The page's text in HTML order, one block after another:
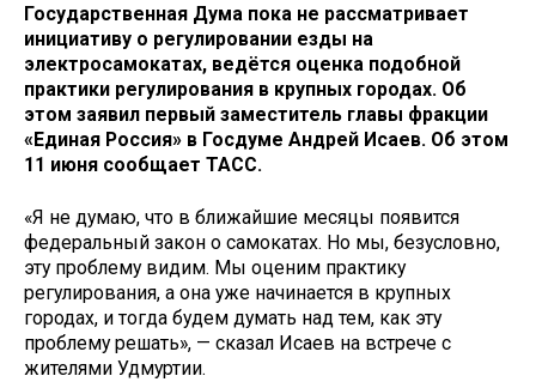
Государственная Дума пока не рассматривает
инициативу о регулировании езды на
электросамокатах, ведётся оценка подобной
практики регулирования в крупных городах. Об
этом заявил первый заместитель главы фракции
«Единая Россия» в Госдуме Андрей Исаев. Об этом
11 июня сообщает ТАСС.
«Я не думаю, что в ближайшие месяцы появится
федеральный закон о самокатах. Но мы, безусловно,
эту проблему видим. Мы оценим практику
регулирования, а она уже начинается в крупных
городах, и тогда будем думать над тем, как эту
проблему решать», — сказал Исаев на встрече с
жителями Удмуртии.